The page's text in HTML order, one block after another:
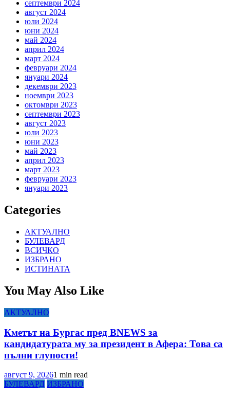
септември 2024
август 2024
юли 2024
юни 2024
май 2024
април 2024
март 2024
февруари 2024
януари 2024
декември 2023
ноември 2023
октомври 2023
септември 2023
август 2023
юли 2023
юни 2023
май 2023
април 2023
март 2023
февруари 2023
януари 2023
Categories
АКТУАЛНО
БУЛЕВАРД
ВСИЧКО
ИЗБРАНО
ИСТИНАТА
You May Also Like
АКТУАЛНО
Кметът на Бургас пред BNEWS за
кандидатурата му за президент в Афера: Това са
пълни глупости!
август 9, 20261 min read
БУЛЕВАРД ИЗБРАНО